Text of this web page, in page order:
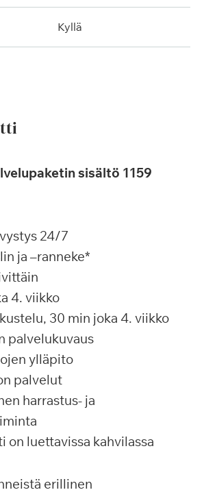
kyllä
sisältö 1159
24/7
ja –ranneke*
4. viikko
30 min joka 4. viikko
palvelukuvaus
ylläpito
palvelut
harrastus- ja
on luettavissa kahvilassa
erillinen